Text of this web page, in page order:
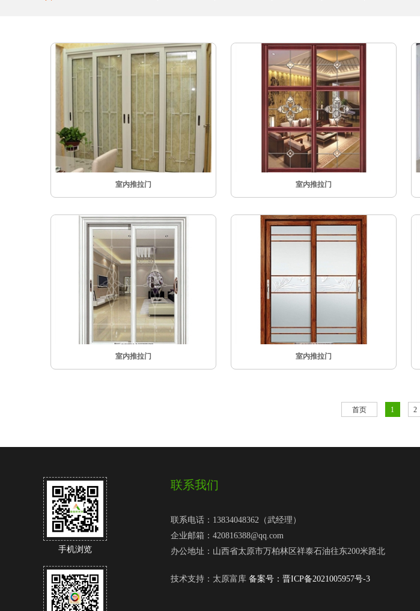
室内推拉门 室内推拉门
室内推拉门 室内推拉门
首页 1 2
手机浏览
联系我们
联系电话：13834048362（武经理）
企业邮箱：420816388@qq.com
办公地址：山西省太原市万柏林区祥泰石油往东200米路北
技术支持： 太原富库 备案号：晋ICP备2021005957号-3